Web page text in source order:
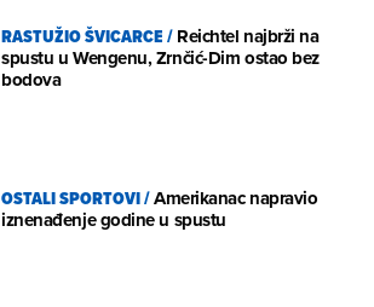
RASTUŽIO ŠVICARCE/Reichtel najbrži na
spustu u Wengenu, Zrnčić-Dim ostao bez
bodova
OSTALI SPORTOVI/Amerikanac napravio
iznenađenje godine u spustu